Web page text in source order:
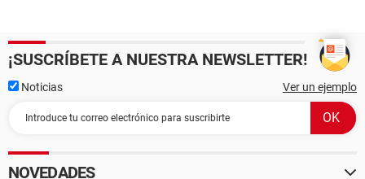
¡SUSCRÍBETE A NUESTRA NEWSLETTER!
Noticias Ver un ejemplo
NOVEDADES